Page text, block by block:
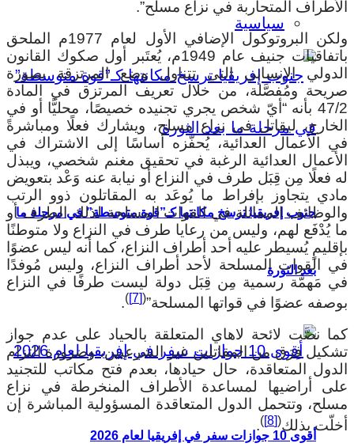
سياسية
جنوب إفريقيا ترسخ مكانتها كـ”قوة متوسطة” في مرحلة ما
بعد الثورة
أقوى 10 جوازات سفر في إفريقيا لعام 2026
المتحاربة في نزاع مسلح”.
ولكن البروتوكول الإضافي الأول لعام 1977م الملحق
باتفاقيات جنيف عام 1949م، يُعتَبر أول صكوك القانون
الإنساني التي تتناول وضع المرتزقة بصورة
ومُفصَّلة، من خلال تعريف المرتزق في المادة
47/2 بأنه “أيّ شخص يجري تجنيده خصيصًا، محليًّا أو في
ليقاتل في نزاع مسلح، ويشارك فعلًا ومباشرةً
الأعمال العدائية، يُحفّزه أساسًا إلى الاشتراك في
العدائية الرغبة في تحقيق مغنم شخصي، ويبذل
فعلًا مِن قِبَل طرف في النزاع أو نيابة عنه وَعْد بتعويض
يتجاوز بإفراط ما يُوعَد به المقاتلون ذوو الرتب
المماثلة في القوات المسلحة لذلك الطرف أو
يُدْفَع لهم، وليس من رعايا طرف في النزاع ولا متوطنًا
يُسيطر عليه أحد أطراف النزاع، كما أنه ليس عضوًا
القوات المسلحة لأحد أطراف النزاع، وليس مُوفدًا
مَهمَّة رسمية مِن قِبَل دولة ليست طرفًا في النزاع
عضوًا في قواتها المسلحة”(
[7]
)
.
نصَّت لائحة لاهاي المتعلقة بالحياد على عدم جواز
فِرَق من المقاتلين غير الشرعيين، وضرورة التزام
المتعاقدة، حال حيادها، بعدم فتح مكاتب للتجنيد
أراضيها لمساعدة الأطراف المنخرطة في نزاع
وتتحمل الدول المتعاقدة المسؤولية المباشرة إن
بذلك(
)
.